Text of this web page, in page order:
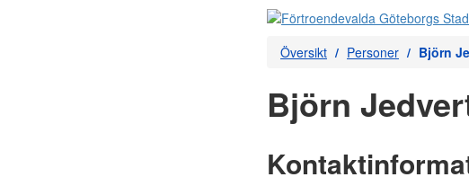
Översikt Personer Björn
Björn